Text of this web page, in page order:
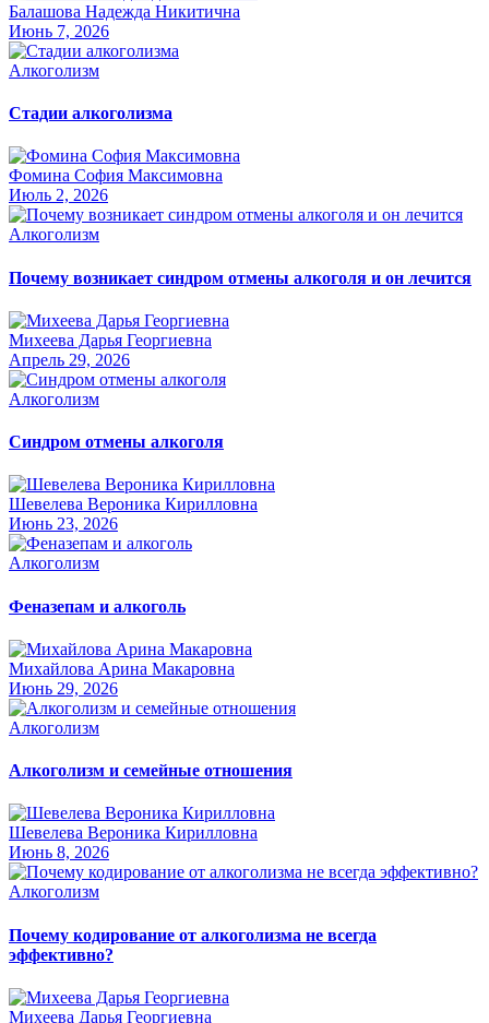
Балашова Надежда Никитична
Июнь 7, 2026
Алкоголизм
Стадии алкоголизма
Фомина София Максимовна
Июль 2, 2026
Алкоголизм
Почему возникает синдром отмены алкоголя и он лечится
Михеева Дарья Георгиевна
Апрель 29, 2026
Алкоголизм
Синдром отмены алкоголя
Шевелева Вероника Кирилловна
Июнь 23, 2026
Алкоголизм
Феназепам и алкоголь
Михайлова Арина Макаровна
Июнь 29, 2026
Алкоголизм
Алкоголизм и семейные отношения
Шевелева Вероника Кирилловна
Июнь 8, 2026
Алкоголизм
Почему кодирование от алкоголизма не всегда
эффективно?
Михеева Дарья Георгиевна